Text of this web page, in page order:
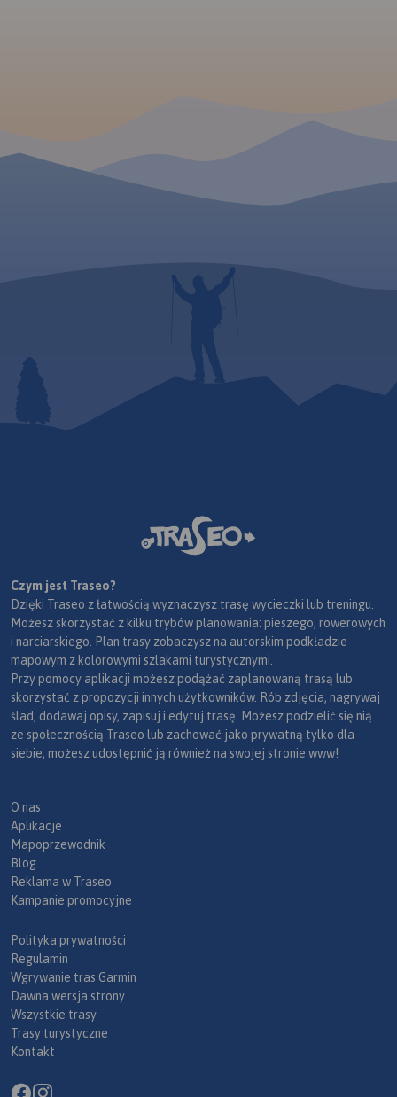
Czym jest Traseo?
Dzięki Traseo z łatwością wyznaczysz trasę wycieczki lub treningu.
Możesz skorzystać z kilku trybów planowania: pieszego, rowerowych
i narciarskiego. Plan trasy zobaczysz na autorskim podkładzie
mapowym z kolorowymi szlakami turystycznymi.
Przy pomocy aplikacji możesz podążać zaplanowaną trasą lub
skorzystać z propozycji innych użytkowników. Rób zdjęcia, nagrywaj
ślad, dodawaj opisy, zapisuj i edytuj trasę. Możesz podzielić się nią
ze społecznością Traseo lub zachować jako prywatną tylko dla
siebie, możesz udostępnić ją również na swojej stronie www!
O nas
Aplikacje
Mapoprzewodnik
Blog
Reklama w Traseo
Kampanie promocyjne
Polityka prywatności
Regulamin
Wgrywanie tras Garmin
Dawna wersja strony
Wszystkie trasy
Trasy turystyczne
Kontakt